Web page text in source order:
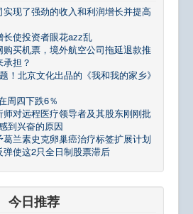
现了强劲的收入和利润增长并提高
使投资者眼花azz乱
买机票，境外航空公司拖延退款推
担？
！北京文化出品的《我和我的家乡》
周四下跌6％
对远程医疗领导者及其股东刚刚批
到兴奋的原因
兰素史克卵巢癌治疗标签扩展计划
使这2只全日制股票滞后
今日推荐